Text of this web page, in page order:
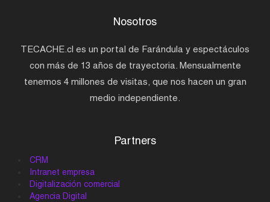
Nosotros
TECACHE.cl es un portal de Farándula y espectáculos
con más de 13 años de trayectoria. Mensualmente
tenemos 4 millones de visitas, que nos hacen un gran
medio independiente.
Partners
CRM
Intranet empresa
Digitalización comercial
Agencia Digital